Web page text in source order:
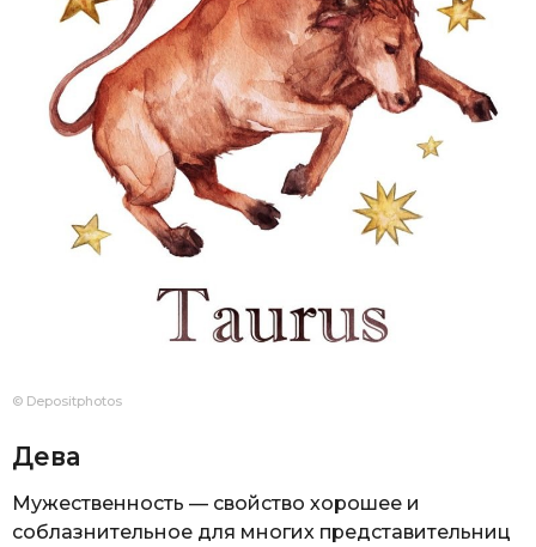
© Depositphotos
Дева
Мужественность — свойство хорошее и
соблазнительное для многих представительниц